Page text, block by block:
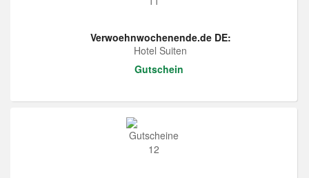
Verwoehnwochenende.de DE:
Hotel Suiten
Gutschein